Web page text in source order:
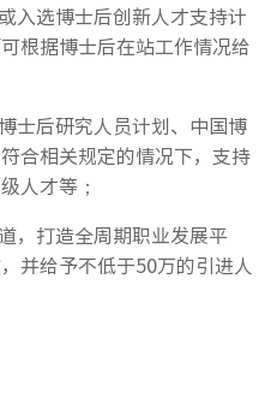
入选博士后创新人才支持计
根据博士后在站工作情况给
士后研究人员计划、中国博
合相关规定的情况下，支持
人才等；
，打造全周期职业发展平
并给予不低于50万的引进人